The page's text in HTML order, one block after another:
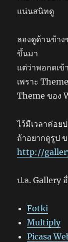
แน่นสนิทดู
ลองดูด้านข้าง
ขึ้นมา
แต่ว่าพอกดเข้
เพราะ
Theme ของ
ไว้มีเวลาค่อย
ถ้าอยากดูรูป
http://
ป.ล. Gallery
Fotki
Multiply
Picasa